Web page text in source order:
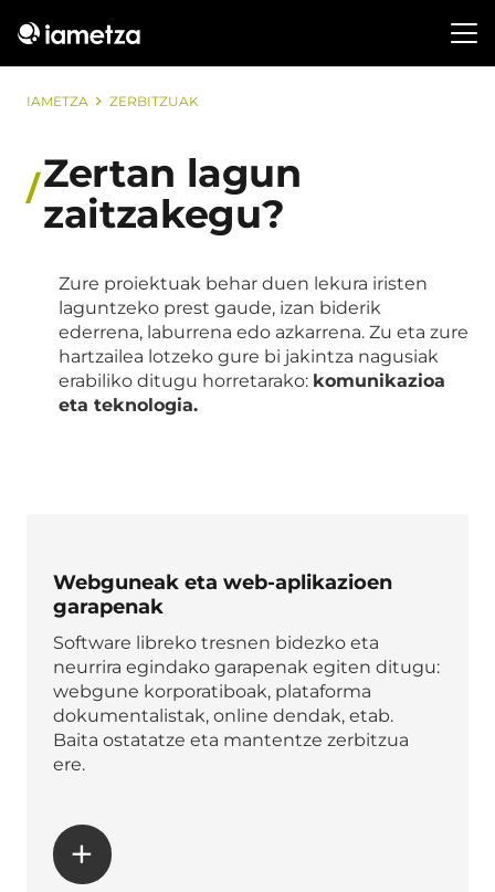
IAMETZA ZERBITZUAK
Zertan lagun
zaitzakegu?
Zure proiektuak behar duen lekura iristen
laguntzeko prest gaude, izan biderik
ederrena, laburrena edo azkarrena. Zu eta zure
hartzailea lotzeko gure bi jakintza nagusiak
erabiliko ditugu horretarako: komunikazioa
eta teknologia.
Webguneak eta web-aplikazioen
garapenak
Software libreko tresnen bidezko eta
neurrira egindako garapenak egiten ditugu:
webgune korporatiboak, plataforma
dokumentalistak, online dendak, etab.
Baita ostatatze eta mantentze zerbitzua
ere.
+